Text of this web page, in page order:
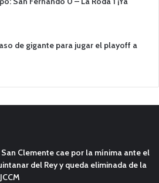
de gigante para jugar el playoff a
San Clemente cae por la mínima ante el
del Rey y queda eliminada de la